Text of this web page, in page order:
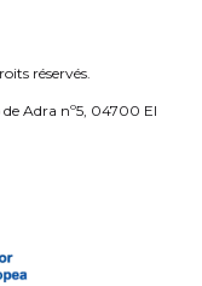
réservés.
Adra nº5, 04700 El